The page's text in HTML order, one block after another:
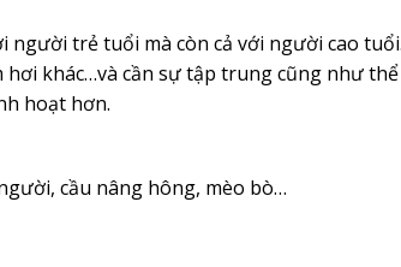
trẻ tuổi mà còn cả với người cao
khác…và cần sự tập trung cũng như
hoạt hơn.
cầu nâng hông, mèo bò…